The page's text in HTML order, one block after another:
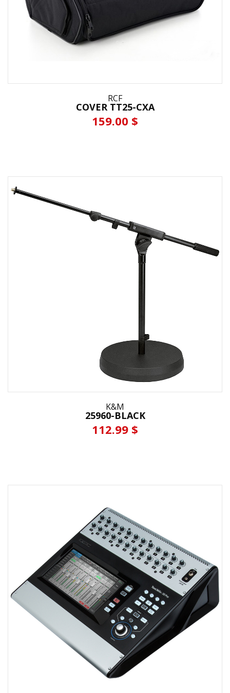
RCF
COVER TT25-CXA
159.00 $
K&M
25960-BLACK
112.99 $